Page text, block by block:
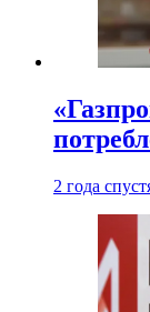
2 года